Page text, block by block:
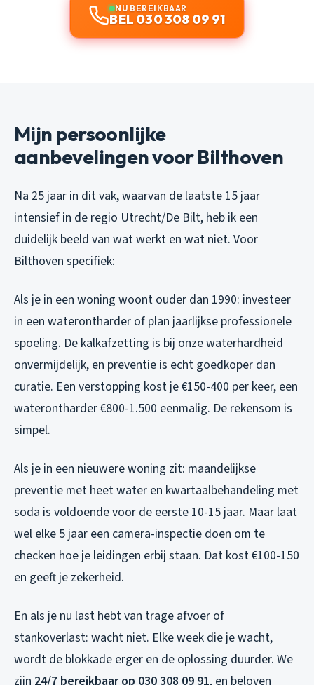
NU BEREIKBAAR
BEL 030 308 09 91
Mijn persoonlijke
aanbevelingen voor Bilthoven
Na 25 jaar in dit vak, waarvan de laatste 15 jaar
intensief in de regio Utrecht/De Bilt, heb ik een
duidelijk beeld van wat werkt en wat niet. Voor
Bilthoven specifiek:
Als je in een woning woont ouder dan 1990: investeer
in een waterontharder of plan jaarlijkse professionele
spoeling. De kalkafzetting is bij onze waterhardheid
onvermijdelijk, en preventie is echt goedkoper dan
curatie. Een verstopping kost je €150-400 per keer, een
waterontharder €800-1.500 eenmalig. De rekensom is
simpel.
Als je in een nieuwere woning zit: maandelijkse
preventie met heet water en kwartaalbehandeling met
soda is voldoende voor de eerste 10-15 jaar. Maar laat
wel elke 5 jaar een camera-inspectie doen om te
checken hoe je leidingen erbij staan. Dat kost €100-150
en geeft je zekerheid.
En als je nu last hebt van trage afvoer of
stankoverlast: wacht niet. Elke week die je wacht,
wordt de blokkade erger en de oplossing duurder. We
zijn 24/7 bereikbaar op 030 308 09 91, en beloven